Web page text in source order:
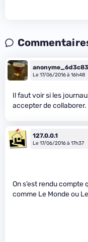
Le 17/06/2016 à 16h48
Il faut voir si les
accepter de collaborer.
127.0.0.1
Le 17/06/2016 à 17h37
On s’est rendu compte
comme Le Monde ou